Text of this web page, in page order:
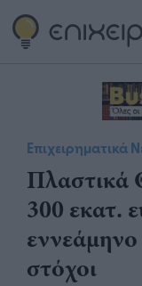
Επιχειρηματικά
Πλαστικά
300 εκατ.
στόχοι